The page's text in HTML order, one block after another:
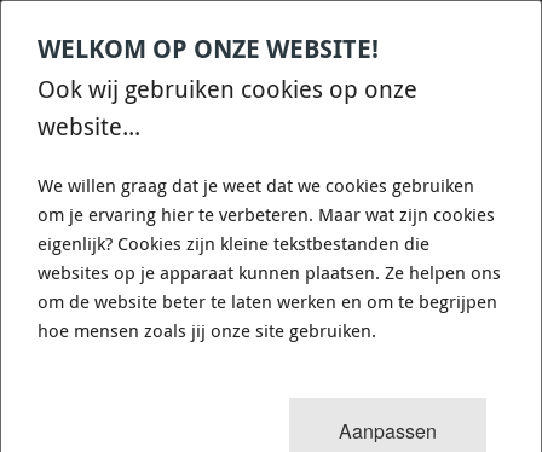
WHATSAPP ONS VOOR SNELLE VRAGEN EN ANTWOORDEN :)
0 resultaten Sorteren op:
SILICONE SLANGEN - ALUMINIUM
VOLLEDIGE TEKST
WELKOM OP ONZE WEBSITE!
Ook wij gebruiken cookies op onze
website...
We willen graag dat je weet dat we cookies gebruiken
om je ervaring hier te verbeteren. Maar wat zijn cookies
eigenlijk? Cookies zijn kleine tekstbestanden die
websites op je apparaat kunnen plaatsen. Ze helpen ons
om de website beter te laten werken en om te begrijpen
hoe mensen zoals jij onze site gebruiken.
Aanpassen